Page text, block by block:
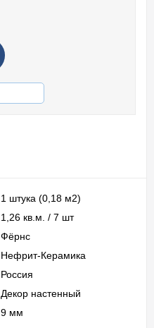
1 штука (0,18 м2)
1,26 кв.м. / 7 шт
Фёрнс
Нефрит-Керамика
Россия
Декор настенный
9 мм